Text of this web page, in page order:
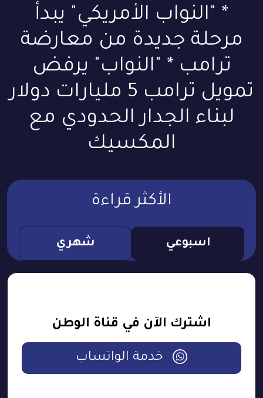
* "النواب الأمريكي" يبدأ
مرحلة جديدة من معارضة
ترامب * "النواب" يرفض
تمويل ترامب 5 مليارات دولار
لبناء الجدار الحدودي مع
المكسيك
الأكثر قراءة
اسبوعي شهري
اشترك الآن في قناة الوطن
خدمة الواتساب